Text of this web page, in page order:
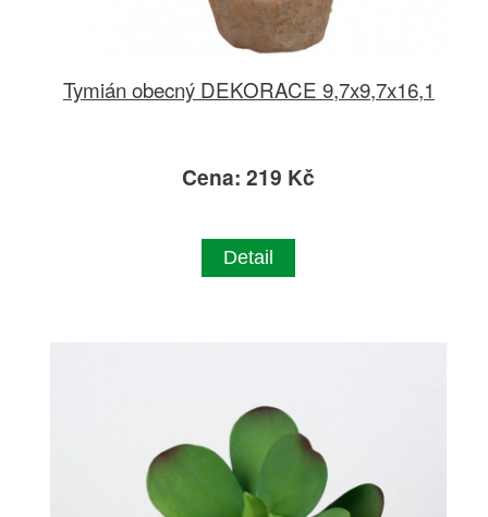
Tymián obecný DEKORACE 9,7x9,7x16,1
Cena: 219 Kč
Detail